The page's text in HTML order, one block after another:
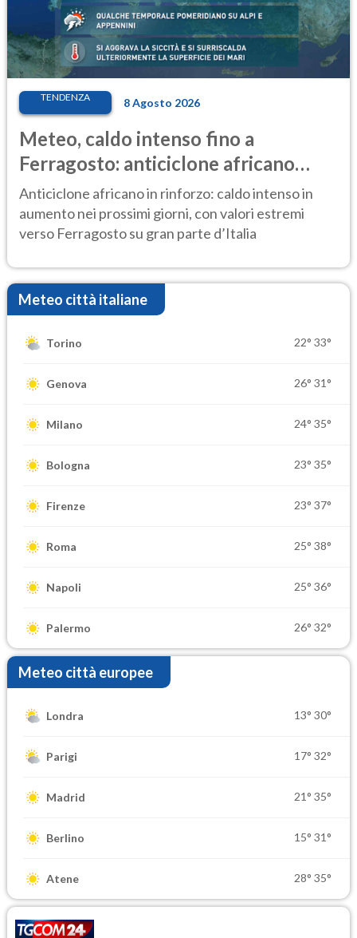
TENDENZA 8 Agosto 2026
Meteo, caldo intenso fino a
Ferragosto: anticiclone africano
ancora protagonista
Anticiclone africano in rinforzo: caldo intenso in
aumento nei prossimi giorni, con valori estremi
verso Ferragosto su gran parte d’Italia
Meteo città italiane
Torino 22° 33°
Genova 26° 31°
Milano 24° 35°
Bologna 23° 35°
Firenze 23° 37°
Roma 25° 38°
Napoli 25° 36°
Palermo 26° 32°
Meteo città europee
Londra 13° 30°
Parigi 17° 32°
Madrid 21° 35°
Berlino 15° 31°
Atene 28° 35°